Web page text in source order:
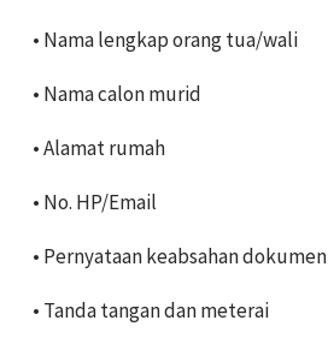
• Nama lengkap orang tua/wali
• Nama calon murid
• Alamat rumah
• No. HP/Email
• Pernyataan keabsahan dokumen
• Tanda tangan dan meterai